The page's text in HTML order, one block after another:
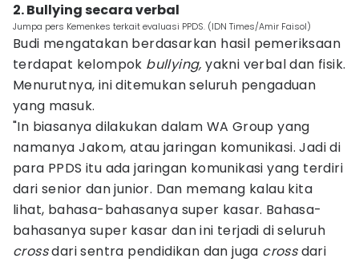
2. Bullying secara verbal
Jumpa pers Kemenkes terkait evaluasi PPDS. (IDN Times/Amir Faisol)
Budi mengatakan berdasarkan hasil pemeriksaan
terdapat kelompok bullying, yakni verbal dan fisik.
Menurutnya, ini ditemukan seluruh pengaduan
yang masuk.
"In biasanya dilakukan dalam WA Group yang
namanya Jakom, atau jaringan komunikasi. Jadi di
para PPDS itu ada jaringan komunikasi yang terdiri
dari senior dan junior. Dan memang kalau kita
lihat, bahasa-bahasanya super kasar. Bahasa-
bahasanya super kasar dan ini terjadi di seluruh
crossdari sentra pendidikan dan juga crossdari